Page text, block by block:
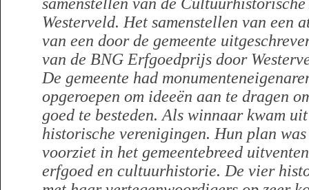
Westerveld. Het samenstellen van een
van een door de gemeente
van de BNG Erfgoedprijs door
De gemeente had
opgeroepen om ideeën aan te dragen
goed te besteden. Als winnaar kwam
historische verenigingen. Hun plan
voorziet in het gemeentebreed
erfgoed en cultuurhistorie. De vier